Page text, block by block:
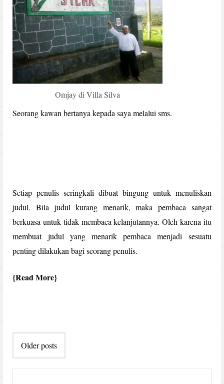
Omjay di Villa Silva
Seorang kawan bertanya kepada saya melalui sms.
Setiap penulis seringkali dibuat bingung untuk menuliskan
judul. Bila judul kurang menarik, maka pembaca sangat
berkuasa untuk tidak membaca kelanjutannya. Oleh karena itu
membuat judul yang menarik pembaca menjadi sesuatu
penting dilakukan bagi seorang penulis.
Read More
navigation
Older posts